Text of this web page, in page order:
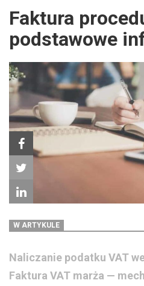
Faktura
podstawowe
W ARTYKULE
Naliczanie podatku VAT
Faktura VAT marża —